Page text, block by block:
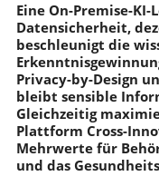
Eine On-Premise-
Datensicherheit,
beschleunigt die
Privacy-by-Design
bleibt sensible
Gleichzeitig
Plattform Cross-
Mehrwerte für
und das